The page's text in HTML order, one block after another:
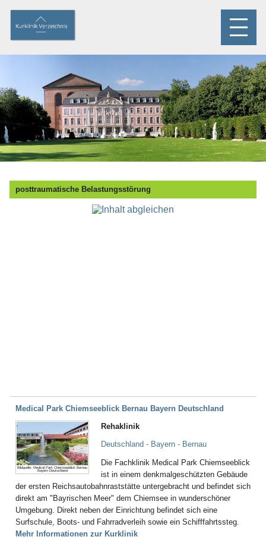
posttraumatische Belastungsstörung
Medical Park Chiemseeblick Bernau Bayern Deutschland
Bildquelle: Medical Park Chiemseeblick Bernau
Bayern Deutschland
Rehaklinik
Deutschland - Bayern - Bernau
Die Fachklinik Medical Park Chiemseeblick
ist in einem denkmalgeschützten Gebäude
der ersten Reichsautobahnraststätte untergebracht und befindet sich
direkt am "Bayrischen Meer" dem Chiemsee in wunderschöner
Umgebung. Direkt neben der Einrichtung befindet sich eine
Surfschule, Boots- und Fahrradverleih sowie ein Schifffahrtssteg.
Mehr Informationen zur Kurklinik